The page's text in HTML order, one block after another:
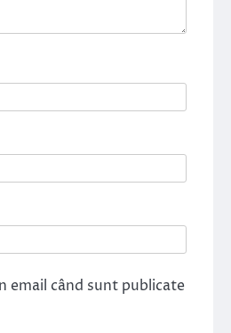
email când sunt publicate